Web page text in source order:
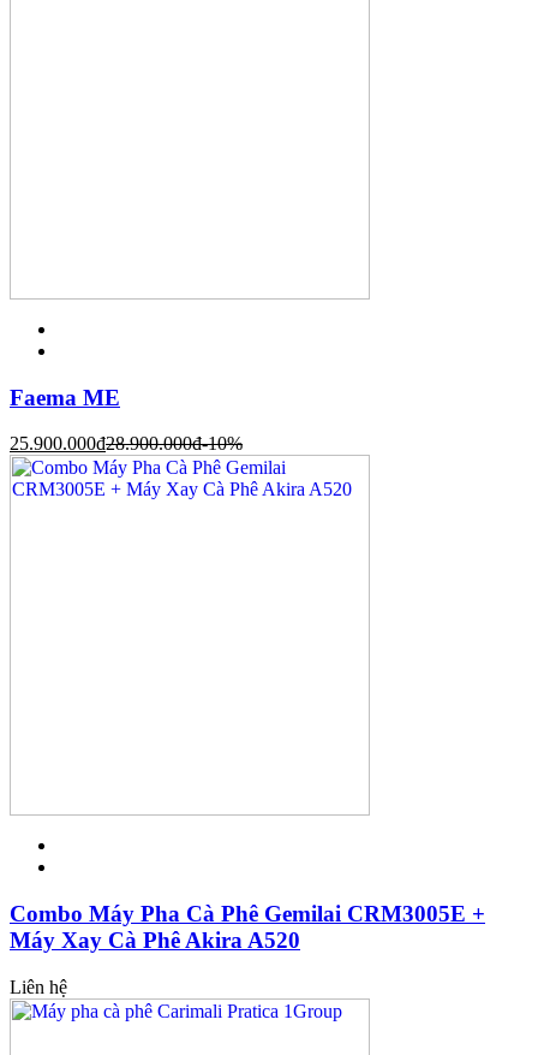
Faema ME
25.900.000đ28.900.000đ-10%
Combo Máy Pha Cà Phê Gemilai CRM3005E +
Máy Xay Cà Phê Akira A520
Liên hệ